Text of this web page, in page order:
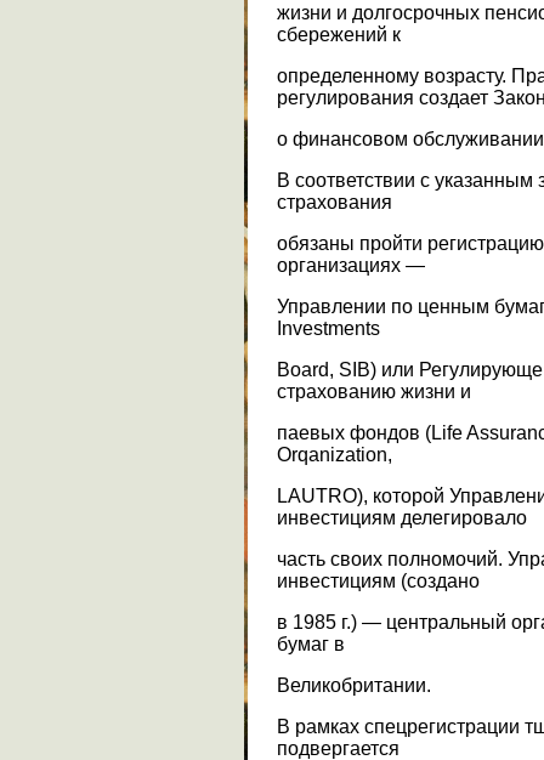
жизни и долгосрочных
сбережений к
определенному возрасту.
регулирования создает
о финансовом
В соответствии с
страхования
обязаны пройти
организациях —
Управлении по ценным
Investments
Board, SIB) или
страхованию жизни и
паевых фондов (Life
Orqanization,
LAUTRO), которой
инвестициям делегировало
часть своих полномочий.
инвестициям (создано
в 1985 г.) — центральный
бумаг в
Великобритании.
В рамках спецрегистрации
подвергается